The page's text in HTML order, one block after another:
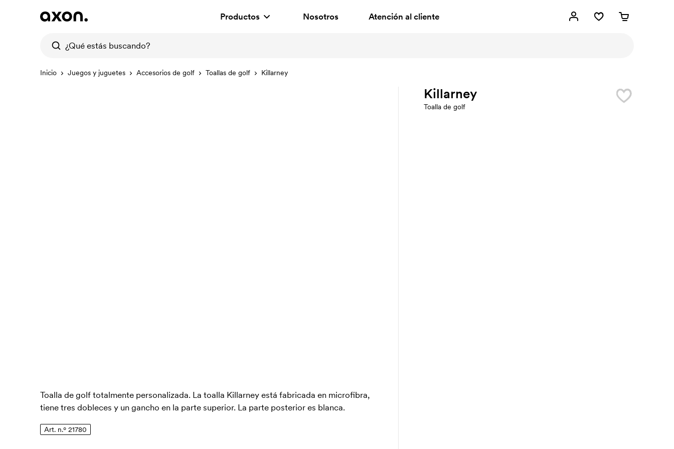
Productos Nosotros Atención al cliente
Inicio Juegos y juguetes Accesorios de golf Toallas de golf Killarney
Killarney
Toalla de golf
Toalla de golf totalmente personalizada. La toalla Killarney está fabricada en microfibra,
tiene tres dobleces y un gancho en la parte superior. La parte posterior es blanca.
Art. n.º 21780